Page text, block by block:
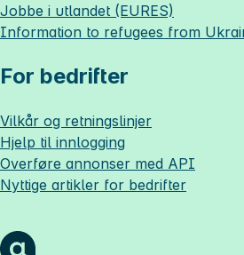
Jobbe i utlandet (EURES)
Information to refugees from
For bedrifter
Vilkår og retningslinjer
Hjelp til innlogging
Overføre annonser med API
Nyttige artikler for bedrifter